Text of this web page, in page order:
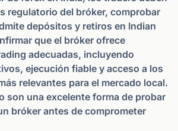
regulatorio del bróker, comprobar
depósitos y retiros en Indian
que el bróker ofrece
adecuadas, incluyendo
ejecución fiable y acceso a los
relevantes para el mercado local.
son una excelente forma de probar
bróker antes de comprometer